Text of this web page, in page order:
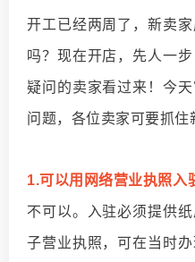
开工已经两周了，新卖
吗？现在开店，先人一
疑问的卖家看过来！今
问题，各位卖家可要抓住
1.可以用网络营业执照入
不可以。入驻必须提供
子营业执照，可在当时